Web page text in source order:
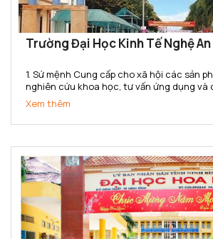
Trường Đại Học Kinh Tế Nghệ An
1. Sứ mệnh Cung cấp cho xã hội các sản
nghiên cứu khoa học, tư vấn ứng dụng và
nghệ có chất lượng cao, có thương hiệu
đẳng cấp khu vực Bắc trung bộ và cả nước
Xem thêm